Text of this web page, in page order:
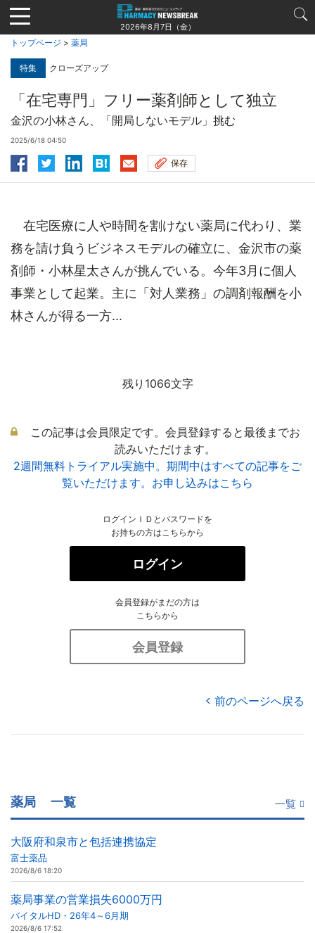
Jump
to
navigation
2026年8月7日（金）
トップページ > 薬局
特集 クローズアップ
「在宅専門」フリー薬剤師として独立
金沢の小林さん、「開局しないモデル」挑む
2025/6/18 04:50
保存
在宅医療に人や時間を割けない薬局に代わり、業
務を請け負うビジネスモデルの確立に、金沢市の薬
剤師・小林星太さんが挑んでいる。今年3月に個人
事業として起業。主に「対人業務」の調剤報酬を小
林さんが得る一方...
残り1066文字
この記事は会員限定です。会員登録すると最後までお
読みいただけます。
2週間無料トライアル実施中。期間中はすべての記事をご
覧いただけます。お申し込みはこちら
ログインＩＤとパスワードを
お持ちの方はこちらから
ログイン
会員登録がまだの方は
こちらから
会員登録
前のページへ戻る
薬局 一覧 一覧
大阪府和泉市と包括連携協定
富士薬品
2026/8/6 18:20
薬局事業の営業損失6000万円
バイタルHD・26年4～6月期
2026/8/6 17:52